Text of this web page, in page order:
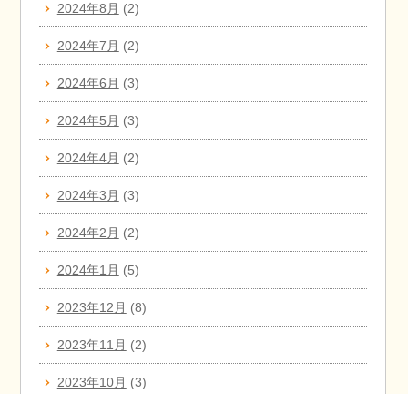
2024年8月 (2)
2024年7月 (2)
2024年6月 (3)
2024年5月 (3)
2024年4月 (2)
2024年3月 (3)
2024年2月 (2)
2024年1月 (5)
2023年12月 (8)
2023年11月 (2)
2023年10月 (3)